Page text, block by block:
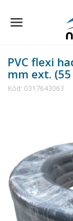
PVC flexi
mm ext.
Kód: 0317643063